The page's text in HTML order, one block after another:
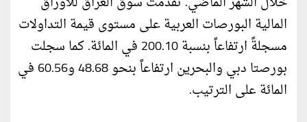
المالية البورصات العربية على مستوى قيمة التداولات
مسجلةً ارتفاعاً بنسبة 200.10 في المائة. كما سجلت
بورصتا دبي والبحرين ارتفاعاً بنحو 48.68 و60.56 في
المائة على الترتيب.